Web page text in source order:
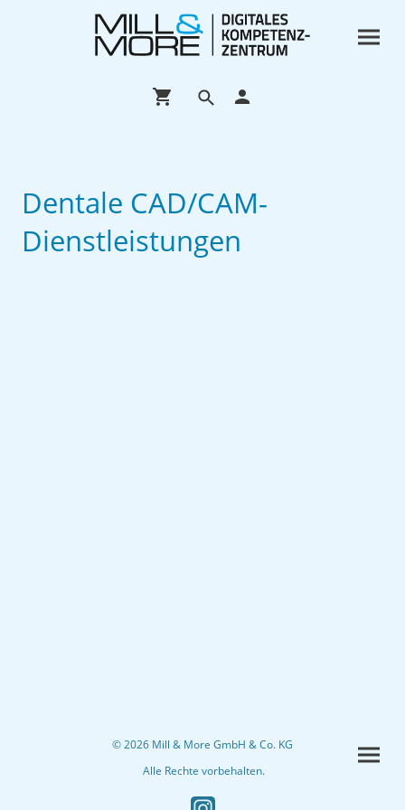
Dentale CAD/CAM-
Dienstleistungen
© 2026 Mill & More GmbH & Co. KG
Alle Rechte vorbehalten.